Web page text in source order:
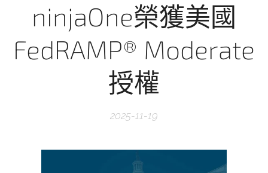
ninjaOne榮獲美國
FedRAMP® Moderate
授權
2025-11-19